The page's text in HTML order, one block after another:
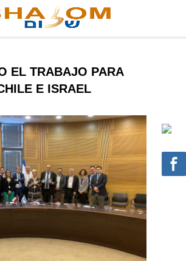
EL TRABAJO PARA
E ISRAEL